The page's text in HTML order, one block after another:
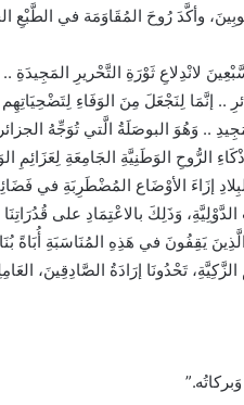
وأكَّدَ رُوحَ المُقَاوَمَة في
لانْدِلاعِ ثَوْرَةِ التَّحْريرِ
.. إنَّمَا لِنَجْعَلَ مِنَ الوَفَاءِ
.. وَهُوَ البوصَلَةُ الَّتي تُوَجِّهُ
الرُّوحِ الوَطَنِيَّةِ الجَامِعَةِ لِعَزَائِمِ
إزَاءَ الأوْضَاع المُضْطَرِبَةِ في
وَذَلِكَ بالاعْتِمَادِ على قُدُرَاتِنَا
يَقِفُونَ في هَذِهِ المُنَاسَبَةِ
الزَّكِيَّةِ، تَحْدُونَا إرَادَةُ الصَّادِقِينَ،